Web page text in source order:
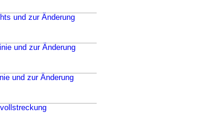
und zur Änderung
und zur Änderung
und zur Änderung